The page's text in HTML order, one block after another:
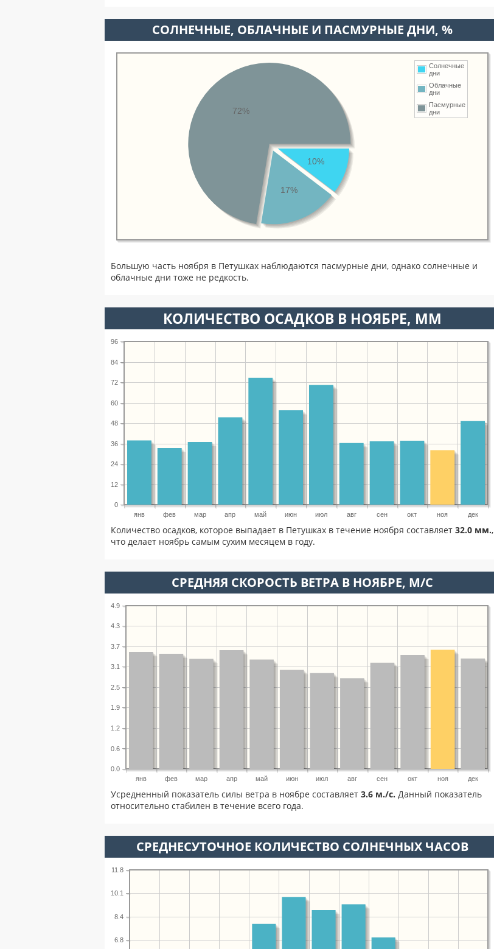
CОЛНЕЧНЫЕ, ОБЛАЧНЫЕ И ПАСМУРНЫЕ ДНИ, %
Солнечные
дни
Облачные
дни
Пасмурные
дни
10%
17%
72%
Большую часть ноября в Петушках наблюдаются пасмурные дни, однако солнечные и
облачные дни тоже не редкость.
КОЛИЧЕСТВО ОСАДКОВ В НОЯБРЕ, ММ
янв фев мар апр май июн июл авг сен окт ноя дек
0
12
24
36
48
60
72
84
96
Количество осадков, которое выпадает в Петушках в течение ноября составляет 32.0 мм.,
что делает ноябрь самым сухим месяцем в году.
СРЕДНЯЯ СКОРОСТЬ ВЕТРА В НОЯБРЕ, М/С
янв фев мар апр май июн июл авг сен окт ноя дек
0.0
0.6
1.2
1.9
2.5
3.1
3.7
4.3
4.9
Усредненный показатель силы ветра в ноябре составляет 3.6 м./с. Данный показатель
относительно стабилен в течение всего года.
СРЕДНЕСУТОЧНОЕ КОЛИЧЕСТВО СОЛНЕЧНЫХ ЧАСОВ
6.8
8.4
10.1
11.8